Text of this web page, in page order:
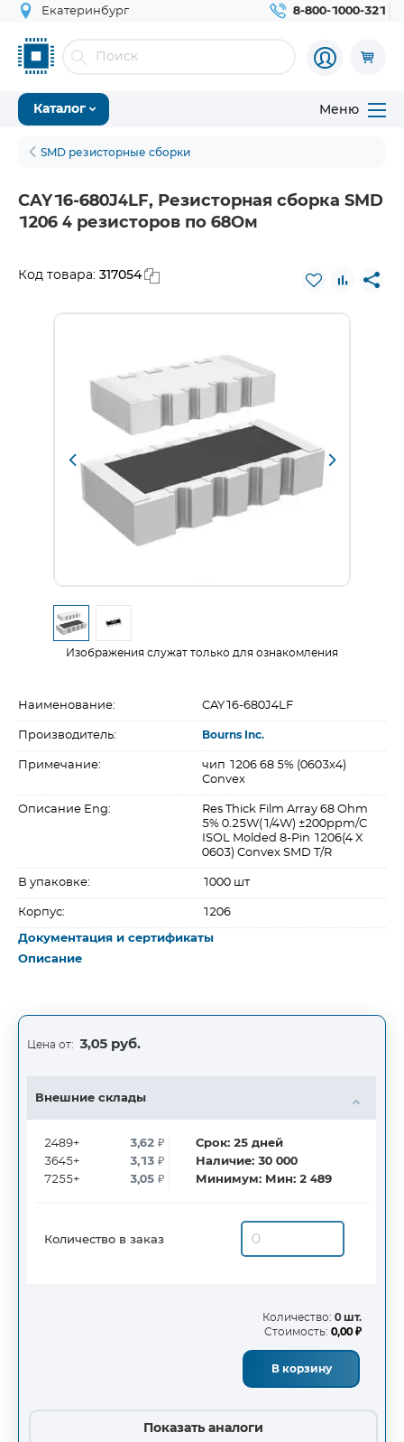
Екатеринбург 8-800-1000-321
Каталог Меню
SMD резисторные сборки
CAY16-680J4LF, Резисторная сборка SMD
1206 4 резисторов по 68Ом
Код товара: 317054
Изображения служат только для ознакомления
Наименование: CAY16-680J4LF
Производитель: Bourns Inc.
Примечание:
чип 1206 68 5% (0603х4)
Convex
Описание Eng:
Res Thick Film Array 68 Ohm
5% 0.25W(1/4W) ±200ppm/C
ISOL Molded 8-Pin 1206(4 X
0603) Convex SMD T/R
В упаковке: 1000 шт
Корпус: 1206
Документация и сертификаты
Описание
Цена от: 3,05 руб.
Внешние склады
2489+
3645+
7255+
3,62₽
3,13₽
3,05₽
Срок:25дней
Наличие:30 000
Минимум: Мин: 2 489
Количество в заказ
Количество: 0 шт.
Стоимость: 0,00 ₽
В корзину
Показать аналоги